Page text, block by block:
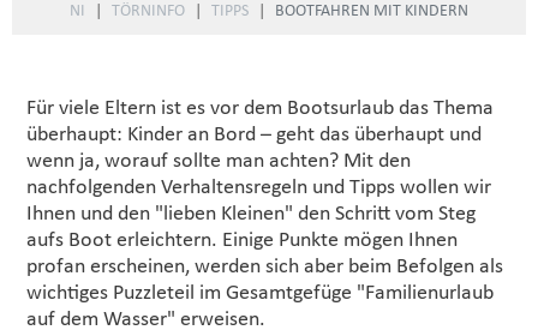
NI TÖRNINFO TIPPS BOOTFAHREN MIT KINDERN
Für viele Eltern ist es vor dem Bootsurlaub das Thema
überhaupt: Kinder an Bord – geht das überhaupt und
wenn ja, worauf sollte man achten? Mit den
nachfolgenden Verhaltensregeln und Tipps wollen wir
Ihnen und den "lieben Kleinen" den Schritt vom Steg
aufs Boot erleichtern. Einige Punkte mögen Ihnen
profan erscheinen, werden sich aber beim Befolgen als
wichtiges Puzzleteil im Gesamtgefüge "Familienurlaub
auf dem Wasser" erweisen.